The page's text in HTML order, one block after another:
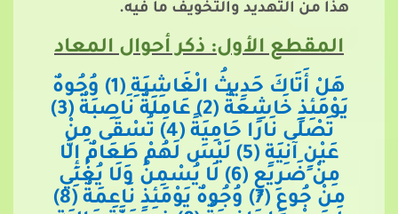
هذا من التهديد والتخويف ما فيه.
المقطع الأول: ذكر أحوال المعاد
هَلْ أَتَاكَ حَدِيثُ الْغَاشِيَةِ (1)
وُجُوهٌ
يَوْمَئِذٍ خَاشِعَةٌ (2) عَامِلَةٌ نَاصِبَةٌ (3)
تَصْلَى نَارًا حَامِيَةً (4) تُسْقَى مِنْ
عَيْنٍ آنِيَةٍ (5) لَيْسَ لَهُمْ طَعَامٌ إِلَّا
مِنْ ضَرِيعٍ (6) لَا يُسْمِنُ وَلَا يُغْنِي
مِنْ جُوعٍ (7)
وُجُوهٌ يَوْمَئِذٍ نَاعِمَةٌ (8)